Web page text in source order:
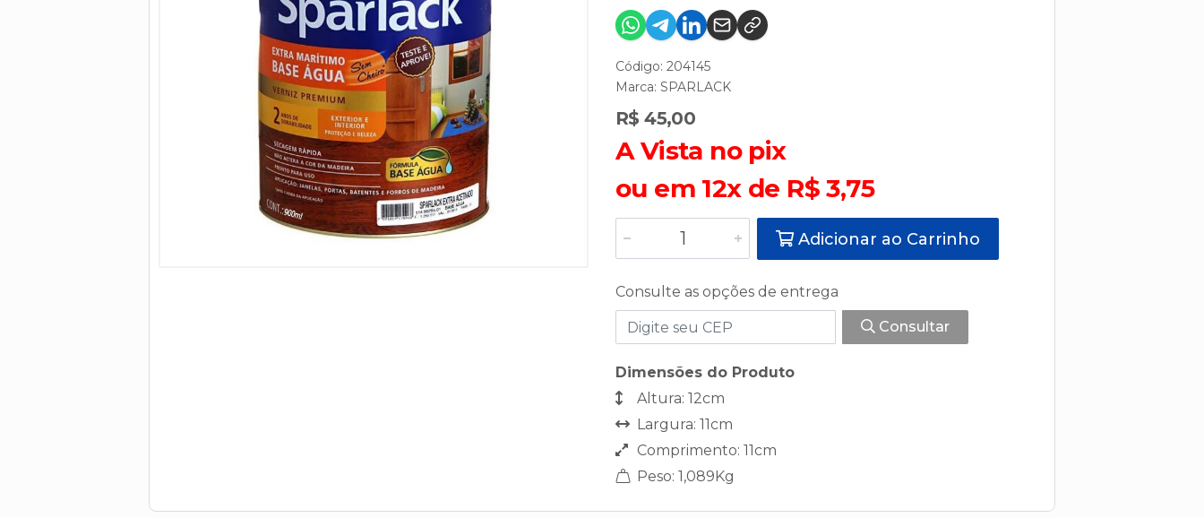
Código: 204145
Marca: SPARLACK
R$ 45,00
A Vista no pix
ou em 12x de R$ 3,75
Adicionar ao Carrinho
Consulte as opções de entrega
Consultar
Dimensões do Produto
Altura: 12cm
Largura: 11cm
Comprimento: 11cm
Peso: 1,089Kg